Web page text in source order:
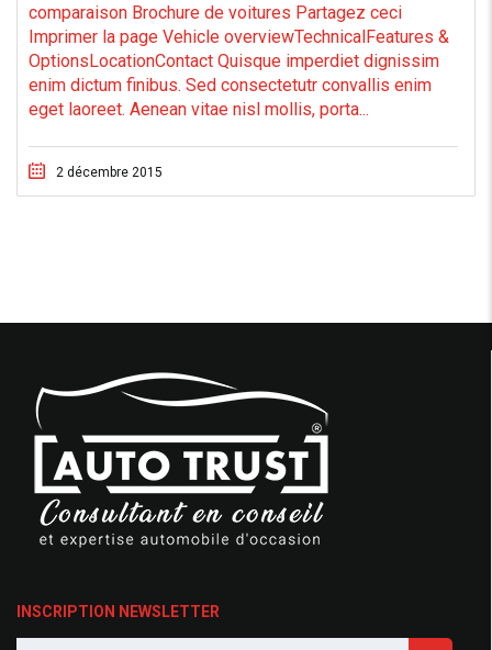
comparaison Brochure de voitures Partagez ceci
Imprimer la page Vehicle overviewTechnicalFeatures &
OptionsLocationContact Quisque imperdiet dignissim
enim dictum finibus. Sed consectetutr convallis enim
eget laoreet. Aenean vitae nisl mollis, porta...
2 décembre 2015
INSCRIPTION NEWSLETTER